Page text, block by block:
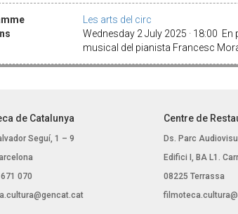
Les arts del circ
Wednesday 2 July 2025 · 18:00
musical del pianista Francesc
de Catalunya
Seguí, 1 – 9
070
Centre de
Ds. Parc
Edifici I, BA L1.
08225 Terrassa